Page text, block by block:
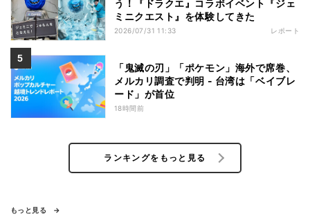
う！『ドラクエ』コラボイベント『ジェ
ミニクエスト』を体験してきた
2026/07/31 11:33 レポート
「鬼滅の刃」「ポケモン」海外で席巻、
メルカリ調査で判明 - 台湾は「ベイブレ
ード」が首位
18時間前
ランキングをもっと見る
もっと見る